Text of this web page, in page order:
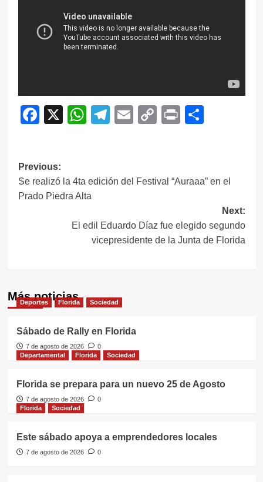
Facebook
X WhatsApp
Telegram
EmailCopy
Print
Navegación
de
Previous:
Se realizó la 4ta edición del Festival “Auraaa” en el
Prado Piedra Alta
Next:
El edil Eduardo Díaz fue elegido segundo
vicepresidente de la Junta de Florida
Más noticias
Deportes Florida Sociedad
Sábado de Rally en Florida
7 de agosto de 2026
0
Departamental
Florida Sociedad
Florida se prepara para un nuevo 25 de Agosto
7 de agosto de 2026
0
Florida
Sociedad
Este sábado apoya a emprendedores locales
7 de agosto de 2026 0